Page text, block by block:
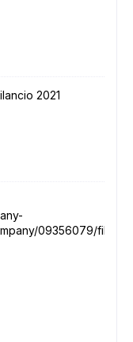
2021
09356079/filing-